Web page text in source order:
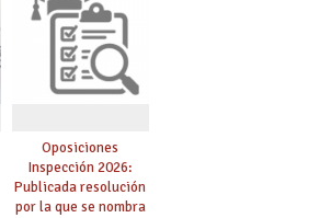
Oposiciones
Inspección 2026:
Publicada resolución
por la que se nombra